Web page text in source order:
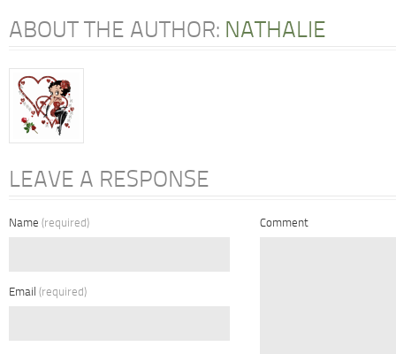
ABOUT THE AUTHOR: NATHALIE
LEAVE A RESPONSE
Name (required)
Email (required)
Comment